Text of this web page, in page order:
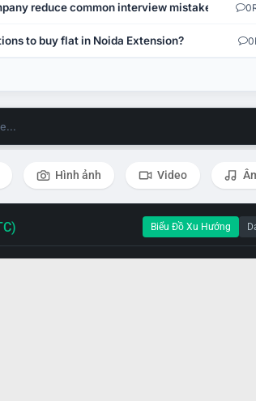
reduce common interview mistakes? 0
to buy flat in Noida Extension? 0
Hình ảnh Video
Biểu Đồ Xu Hướng